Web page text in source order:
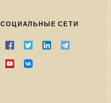
СОЦИАЛЬНЫЕ СЕТИ